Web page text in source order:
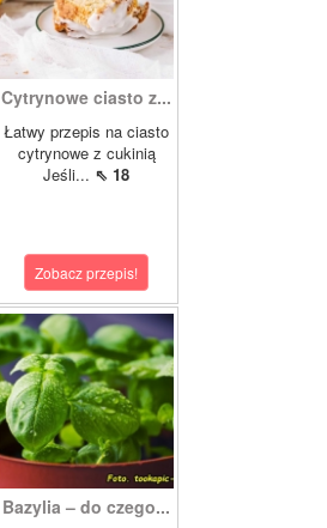
Cytrynowe ciasto z...
Łatwy przepis na ciasto
cytrynowe z cukinią
Jeśli... ⇖ 18
Zobacz przepis!
Bazylia – do czego...